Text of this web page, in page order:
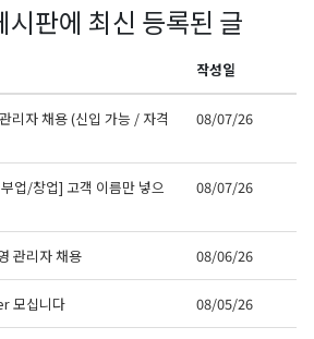
시판에 최신 등록된 글
작성일
리자 채용 (신입 가능 / 자격
08/07/26
업/창업] 고객 이름만 넣으
08/07/26
관리자 채용 08/06/26
모십니다 08/05/26